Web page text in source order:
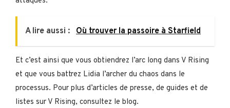
A lire aussi : Où trouver la passoire à Starfield
Et c’est ainsi que vous obtiendrez l’arc long dans V Rising
et que vous battrez Lidia l’archer du chaos dans le
processus. Pour plus d’articles de presse, de guides et de
listes sur V Rising, consultez le blog.